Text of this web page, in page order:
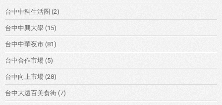
台中中科生活圈 (2)
台中中興大學 (15)
台中中華夜市 (81)
台中合作市場 (5)
台中向上市場 (28)
台中大遠百美食街 (7)